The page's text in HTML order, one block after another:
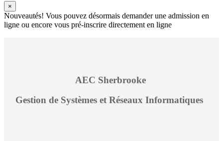
×
Nouveautés! Vous pouvez désormais demander une admission en
ligne ou encore vous pré-inscrire directement en ligne
AEC Sherbrooke
Gestion de Systèmes et Réseaux Informatiques